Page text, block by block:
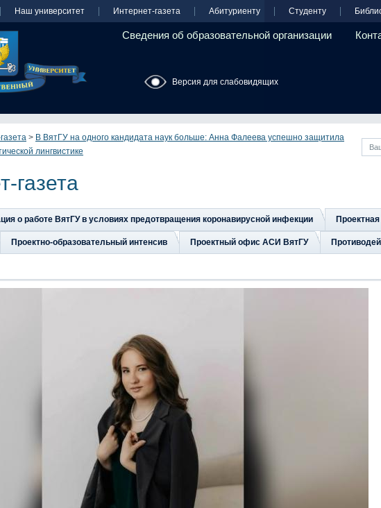
Наш университет Интернет-газета Абитуриенту Студенту
Сведения об образовательной организации
Версия для слабовидящих
> В ВятГУ на одного кандидата наук больше: Анна Фалеева успешно защитила
лингвистике
газета
о работе ВятГУ в условиях предотвращения коронавирусной инфекции
Проектно-образовательный интенсив Проектный офис АСИ ВятГУ